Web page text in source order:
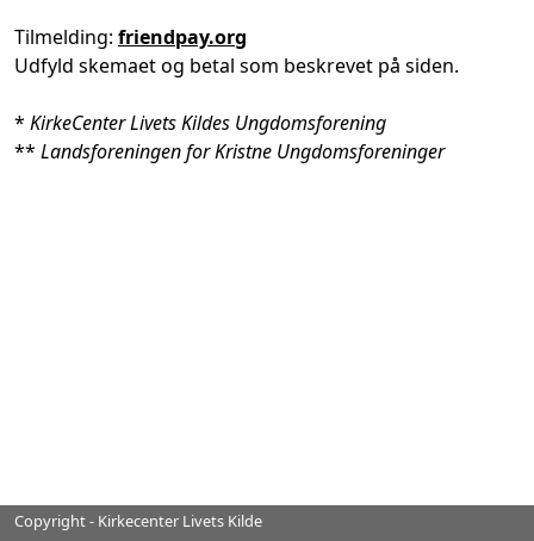
Tilmelding: friendpay.org
Udfyld skemaet og betal som beskrevet på siden.
* KirkeCenter Livets Kildes Ungdomsforening
** Landsforeningen for Kristne Ungdomsforeninger
Copyright - Kirkecenter Livets Kilde